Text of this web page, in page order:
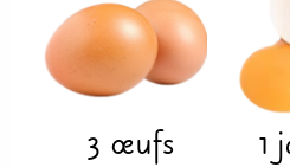
3 œufs
1